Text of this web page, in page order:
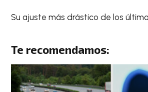
Su ajuste más drástico de los
Te recomendamos: